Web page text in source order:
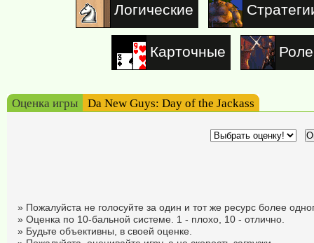
Логические
Карточные
Оценка игры Da New Guys: Day of the Jackass
» Пожалуйста не голосуйте за один и тот же ресурс более
» Оценка по 10-бальной системе. 1 - плохо, 10 - отлично.
» Будьте объективны, в своей оценке.